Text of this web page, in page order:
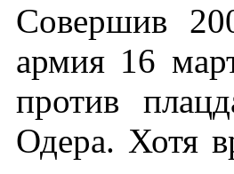
Совершив
армия 16
против
Одера. Хотя